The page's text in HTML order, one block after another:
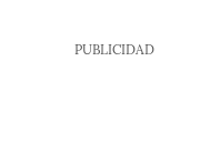
PUBLICIDAD